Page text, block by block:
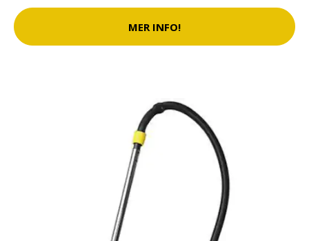
MER INFO!